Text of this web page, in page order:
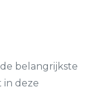
belangrijkste
in deze